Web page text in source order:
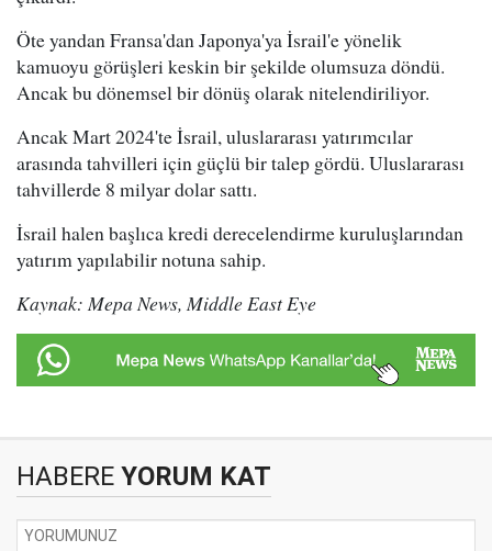
Öte yandan Fransa'dan Japonya'ya İsrail'e yönelik
kamuoyu görüşleri keskin bir şekilde olumsuza döndü.
Ancak bu dönemsel bir dönüş olarak nitelendiriliyor.
Ancak Mart 2024'te İsrail, uluslararası yatırımcılar
arasında tahvilleri için güçlü bir talep gördü. Uluslararası
tahvillerde 8 milyar dolar sattı.
İsrail halen başlıca kredi derecelendirme kuruluşlarından
yatırım yapılabilir notuna sahip.
Kaynak: Mepa News, Middle East Eye
HABERE YORUM KAT